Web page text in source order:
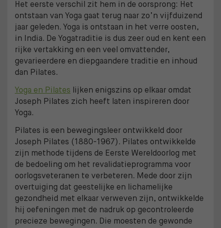
Het eerste verschil zit hem in de oorsprong: Het
ontstaan van Yoga gaat terug naar zo’n vijfduizend
jaar geleden. Yoga is ontstaan in het verre oosten,
in India. De Yogatraditie is dus zeer oud en kent een
rijke vertakking en een veel omvattender,
gevarieerdere en diepgaandere traditie en inhoud
dan Pilates.
Yoga en Pilates lijken enigszins op elkaar omdat
Joseph Pilates zich heeft laten inspireren door
Yoga.
Pilates is een bewegingsleer ontwikkeld door
Joseph Pilates (1880-1967). Pilates ontwikkelde
zijn methode tijdens de Eerste Wereldoorlog met
de bedoeling om het revalidatieprogramma voor
oorlogsveteranen te verbeteren. Mede door zijn
overtuiging dat geestelijke en lichamelijke
gezondheid met elkaar verweven zijn, ontwikkelde
hij oefeningen met de nadruk op gecontroleerde
precieze bewegingen. Die moesten de gewonde